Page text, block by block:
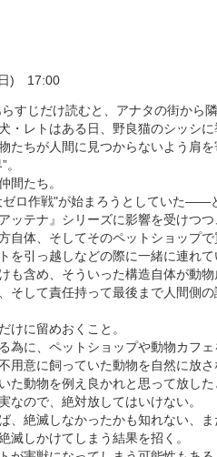
) 17:00
すじだけ読むと、アナタの街から隣
・レトはある日、野良猫のシッシ
たちが人間に見つからないよう肩を
間たち。
ロ作戦"が始まろうとしていた――
ッテナ』シリーズに影響を受けつ
自体、そしてそのペットショップ
を引っ越しなどの際に一緒に連れ
も含め、そういった構造自体が動物
そして責任持って最後まで人間側
に留めおくこと。
に、ペットショップや動物カフェ
意に飼っていた動物を自然に放さ
た動物を例え良かれと思って放し
なので、絶対放してはいけない。
、絶滅しなかったかも知れない、
滅しかけてしまう結果を招く。